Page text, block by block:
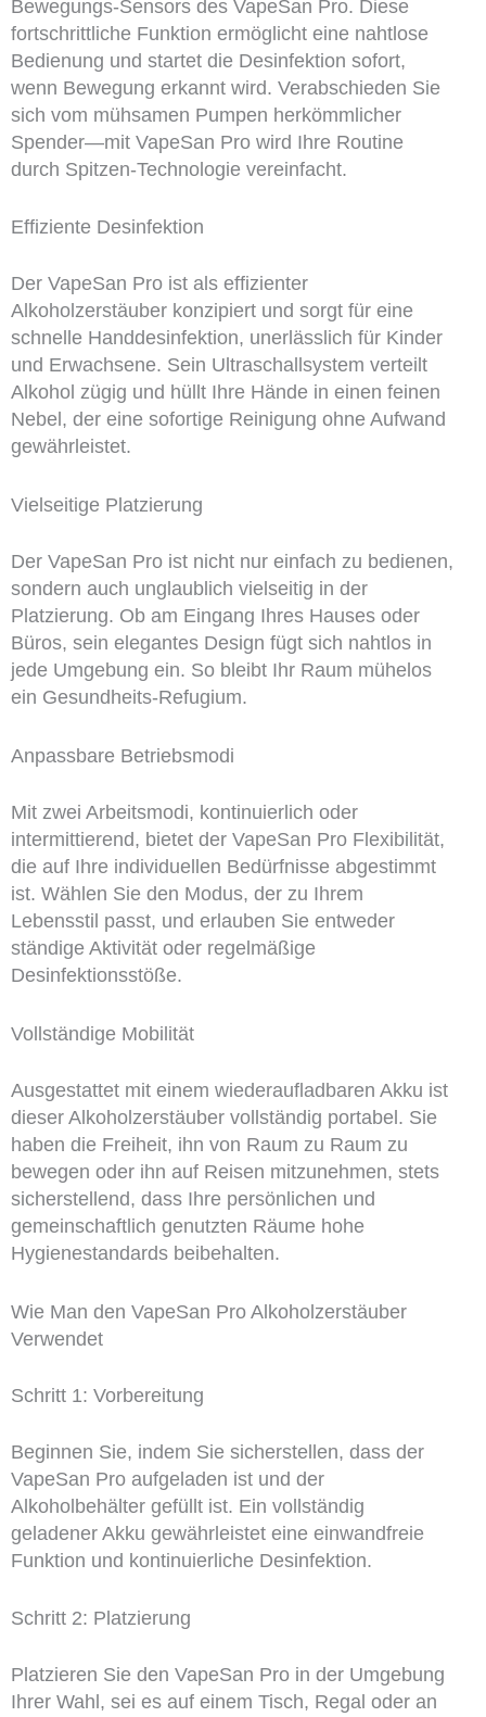
Bewegungs-Sensors des VapeSan Pro. Diese
fortschrittliche Funktion ermöglicht eine nahtlose
Bedienung und startet die Desinfektion sofort,
wenn Bewegung erkannt wird. Verabschieden Sie
sich vom mühsamen Pumpen herkömmlicher
Spender—mit VapeSan Pro wird Ihre Routine
durch Spitzen-Technologie vereinfacht.
Effiziente Desinfektion
Der VapeSan Pro ist als effizienter
Alkoholzerstäuber konzipiert und sorgt für eine
schnelle Handdesinfektion, unerlässlich für Kinder
und Erwachsene. Sein Ultraschallsystem verteilt
Alkohol zügig und hüllt Ihre Hände in einen feinen
Nebel, der eine sofortige Reinigung ohne Aufwand
gewährleistet.
Vielseitige Platzierung
Der VapeSan Pro ist nicht nur einfach zu bedienen,
sondern auch unglaublich vielseitig in der
Platzierung. Ob am Eingang Ihres Hauses oder
Büros, sein elegantes Design fügt sich nahtlos in
jede Umgebung ein. So bleibt Ihr Raum mühelos
ein Gesundheits-Refugium.
Anpassbare Betriebsmodi
Mit zwei Arbeitsmodi, kontinuierlich oder
intermittierend, bietet der VapeSan Pro Flexibilität,
die auf Ihre individuellen Bedürfnisse abgestimmt
ist. Wählen Sie den Modus, der zu Ihrem
Lebensstil passt, und erlauben Sie entweder
ständige Aktivität oder regelmäßige
Desinfektionsstöße.
Vollständige Mobilität
Ausgestattet mit einem wiederaufladbaren Akku ist
dieser Alkoholzerstäuber vollständig portabel. Sie
haben die Freiheit, ihn von Raum zu Raum zu
bewegen oder ihn auf Reisen mitzunehmen, stets
sicherstellend, dass Ihre persönlichen und
gemeinschaftlich genutzten Räume hohe
Hygienestandards beibehalten.
Wie Man den VapeSan Pro Alkoholzerstäuber
Verwendet
Schritt 1: Vorbereitung
Beginnen Sie, indem Sie sicherstellen, dass der
VapeSan Pro aufgeladen ist und der
Alkoholbehälter gefüllt ist. Ein vollständig
geladener Akku gewährleistet eine einwandfreie
Funktion und kontinuierliche Desinfektion.
Schritt 2: Platzierung
Platzieren Sie den VapeSan Pro in der Umgebung
Ihrer Wahl, sei es auf einem Tisch, Regal oder an